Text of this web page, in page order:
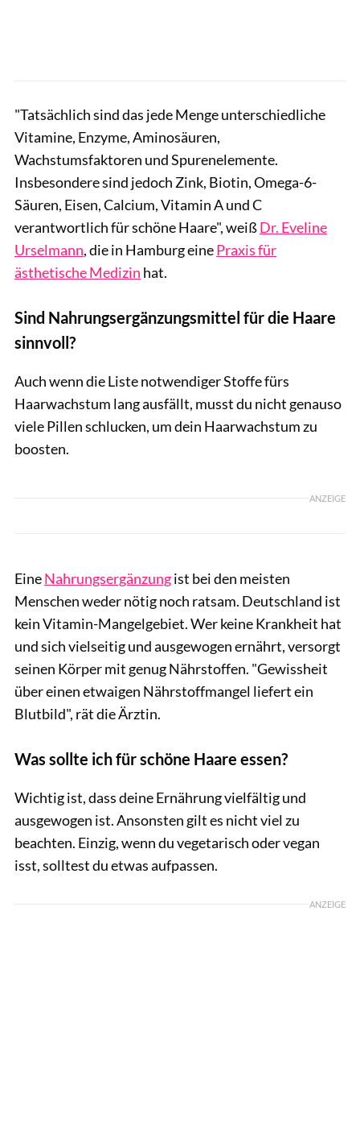
"Tatsächlich sind das jede Menge unterschiedliche
Vitamine, Enzyme, Aminosäuren,
Wachstumsfaktoren und Spurenelemente.
Insbesondere sind jedoch Zink, Biotin, Omega-6-
Säuren, Eisen, Calcium, Vitamin A und C
verantwortlich für schöne Haare", weißDr. Eveline
Urselmann, die in Hamburg einePraxis für
ästhetische Medizin hat.
Sind Nahrungsergänzungsmittel für die Haare
sinnvoll?
Auch wenn die Liste notwendiger Stoffe fürs
Haarwachstum lang ausfällt, musst du nicht genauso
viele Pillen schlucken, um dein Haarwachstum zu
boosten.
ANZEIGE
EineNahrungsergänzungist bei den meisten
Menschen weder nötig noch ratsam. Deutschland ist
kein Vitamin-Mangelgebiet. Wer keine Krankheit hat
und sich vielseitig und ausgewogen ernährt, versorgt
seinen Körper mit genug Nährstoffen. "Gewissheit
über einen etwaigen Nährstoffmangel liefert ein
Blutbild", rät die Ärztin.
Was sollte ich für schöne Haare essen?
Wichtig ist, dass deine Ernährung vielfältig und
ausgewogen ist. Ansonsten gilt es nicht viel zu
beachten. Einzig, wenn du vegetarisch oder vegan
isst, solltest du etwas aufpassen.
ANZEIGE